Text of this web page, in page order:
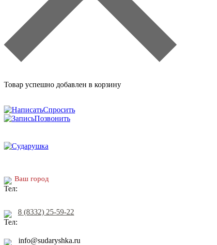
Товар успешно добавлен в корзину
Спросить
Позвонить
Ваш город
8 (8332) 25-59-22
info@sudaryshka.ru